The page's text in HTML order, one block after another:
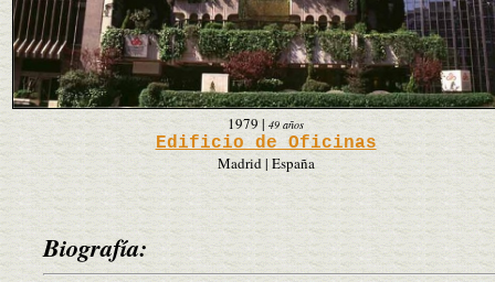
1979 | 49 años
Edificio de Oficinas
Madrid | España
Biografía: